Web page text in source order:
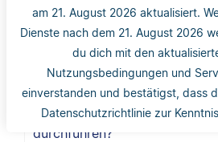
am 21. August 2026 aktualisiert.
Dienste nach dem 21. August 2026
du dich mit den
Nutzungsbedingungen und
einverstanden und bestätigst, dass
Datenschutzrichtlinie zur
Was ist eine
Wie viele Teilnehmer sollte
Gruppendiskussion haben?
Warum sollte ich eine
durchführen?